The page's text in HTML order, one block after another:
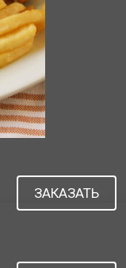
ЗАКАЗАТЬ